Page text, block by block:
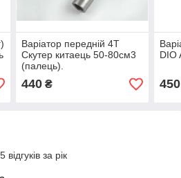
Варіатор передній 4T
Скутер китаець 50-80см3
(палець).
440₴
DIO
450
за рік